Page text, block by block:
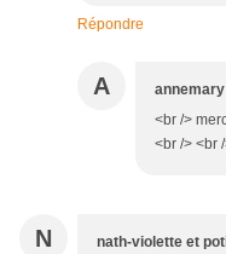
Répondre
A annemary
<br />
<br /> <br
N nath-violette et